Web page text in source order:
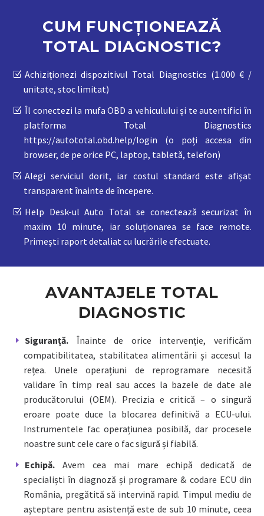
CUM FUNCȚIONEAZĂ
TOTAL DIAGNOSTIC?
Achiziționezi dispozitivul Total Diagnostics (1.000 € /
unitate, stoc limitat)
Îl conectezi la mufa OBD a vehiculului și te autentifici în
platforma Total Diagnostics
https://autototal.obd.help/login (o poți accesa din
browser, de pe orice PC, laptop, tabletă, telefon)
Alegi serviciul dorit, iar costul standard este afișat
transparent înainte de începere.
Help Desk-ul Auto Total se conectează securizat în
maxim 10 minute, iar soluționarea se face remote.
Primești raport detaliat cu lucrările efectuate.
AVANTAJELE TOTAL
DIAGNOSTIC
Siguranță. Înainte de orice intervenție, verificăm
compatibilitatea, stabilitatea alimentării și accesul la
rețea. Unele operațiuni de reprogramare necesită
validare în timp real sau acces la bazele de date ale
producătorului (OEM). Precizia e critică – o singură
eroare poate duce la blocarea definitivă a ECU-ului.
Instrumentele fac operațiunea posibilă, dar procesele
noastre sunt cele care o fac sigură și fiabilă.
Echipă. Avem cea mai mare echipă dedicată de
specialiști în diagnoză și programare & codare ECU din
România, pregătită să intervină rapid. Timpul mediu de
așteptare pentru asistență este de sub 10 minute, ceea